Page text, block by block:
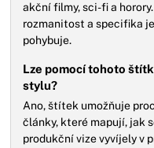
akční filmy, sci-fi a
rozmanitost a specifika
pohybuje.
Lze pomocí tohoto
stylu?
Ano, štítek umožňuje
články, které mapují, jak
produkční vize vyvíjely v